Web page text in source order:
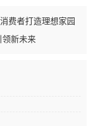
费者打造理想家园
领新未来